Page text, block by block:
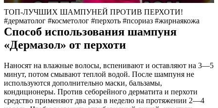
ТОП-ЛУЧШИХ ШАМПУНЕЙ ПРОТИВ ПЕРХОТИ!
#дерматолог #косметолог #перхоть #псориаз #жирнаякожа
Способ использования шампуня
«Дермазол» от перхоти
Наносят на влажные волосы, вспенивают и оставляют на 3—5
минут, потом смывают теплой водой. После шампуня не
используются дополнительно маски, бальзамы,
кондиционеры. Против себорейного дерматита и перхоти
средство применяют два раза в неделю на протяжении 2—4